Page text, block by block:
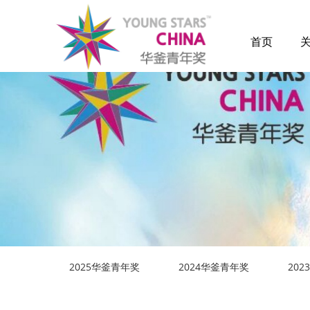
首页
2025华釜青年奖 2024华釜青年奖